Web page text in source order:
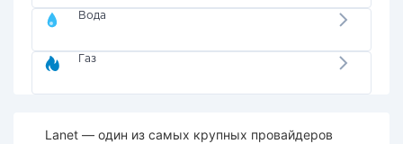
Вода
Газ
Lanet — один из самых крупных провайдеров